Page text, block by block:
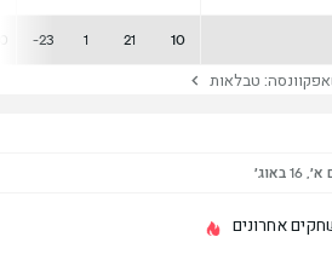
10
21
1
-23
טבלאות
16 באוג׳